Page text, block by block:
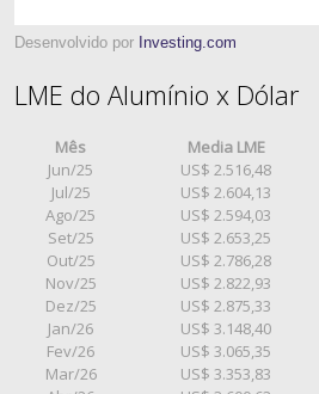
Desenvolvido por Investing.com
LME do Alumínio x Dólar
Mês Media LME
Jun/25
US$ 2.516,48
Jul/25
US$ 2.604,13
Ago/25
US$ 2.594,03
Set/25
US$ 2.653,25
Out/25
US$ 2.786,28
Nov/25
US$ 2.822,93
Dez/25
US$ 2.875,33
Jan/26
US$ 3.148,40
Fev/26
US$ 3.065,35
Mar/26
US$ 3.353,83